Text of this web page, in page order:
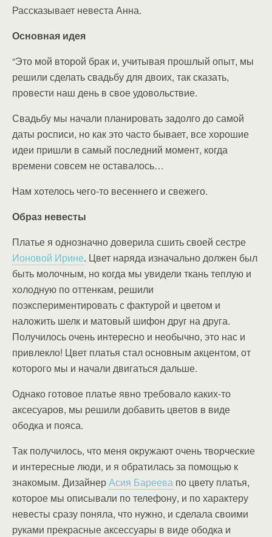
Рассказывает невеста Анна.
Основная идея
“Это мой второй брак и, учитывая прошлый опыт, мы
решили сделать свадьбу для двоих, так сказать,
провести наш день в свое удовольствие.
Свадьбу мы начали планировать задолго до самой
даты росписи, но как это часто бывает, все хорошие
идеи пришли в самый последний момент, когда
времени совсем не оставалось…
Нам хотелось чего-то весеннего и свежего.
Образ невесты
Платье я однозначно доверила сшить своей сестре
Ионовой Ирине. Цвет наряда изначально должен был
быть молочным, но когда мы увидели ткань теплую и
холодную по оттенкам, решили
поэкспериментировать с фактурой и цветом и
наложить шелк и матовый шифон друг на друга.
Получилось очень интересно и необычно, это нас и
привлекло! Цвет платья стал основным акцентом, от
которого мы и начали двигаться дальше.
Однако готовое платье явно требовало каких-то
аксесуаров, мы решили добавить цветов в виде
ободка и пояса.
Так получилось, что меня окружают очень творческие
и интересные люди, и я обратилась за помощью к
знакомым. ДизайнерАсия Бареева по цвету платья,
которое мы описывали по телефону, и по характеру
невесты сразу поняла, что нужно, и сделала своими
руками прекрасные аксессуары в виде ободка и